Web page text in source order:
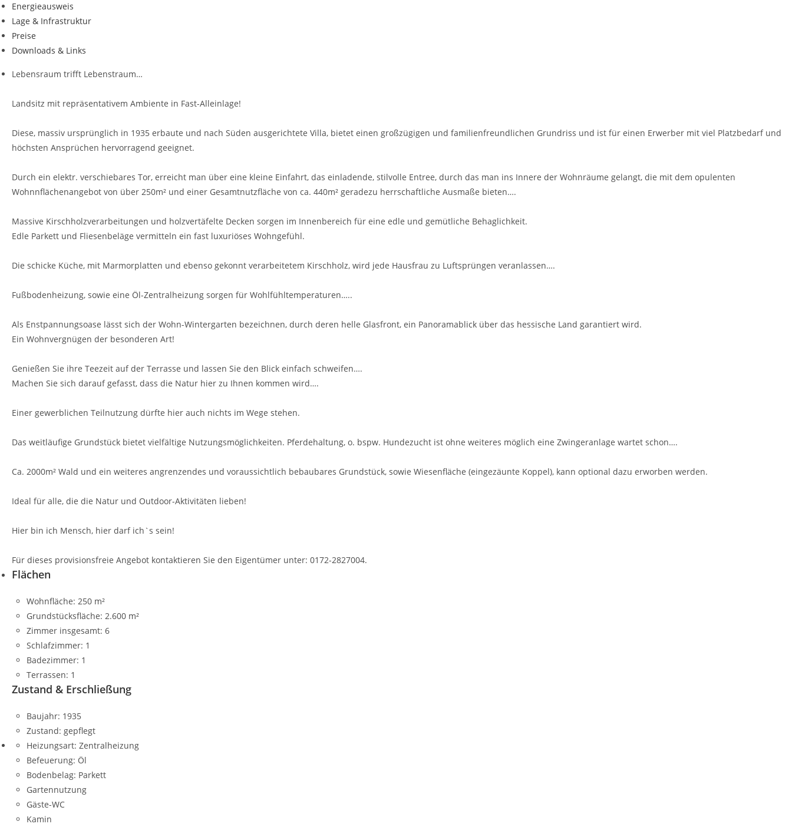
Energieausweis
Lage & Infrastruktur
Preise
Downloads & Links
Lebensraum trifft Lebenstraum…
Landsitz mit repräsentativem Ambiente in Fast-Alleinlage!
Diese, massiv ursprünglich in 1935 erbaute und nach Süden ausgerichtete Villa, bietet einen großzügigen und familienfreundlichen Grundriss und ist für einen Erwerber mit viel Platzbedarf und
höchsten Ansprüchen hervorragend geeignet.
Durch ein elektr. verschiebares Tor, erreicht man über eine kleine Einfahrt, das einladende, stilvolle Entree, durch das man ins Innere der Wohnräume gelangt, die mit dem opulenten
Wohnnflächenangebot von über 250m² und einer Gesamtnutzfläche von ca. 440m² geradezu herrschaftliche Ausmaße bieten….
Massive Kirschholzverarbeitungen und holzvertäfelte Decken sorgen im Innenbereich für eine edle und gemütliche Behaglichkeit.
Edle Parkett und Fliesenbeläge vermitteln ein fast luxuriöses Wohngefühl.
Die schicke Küche, mit Marmorplatten und ebenso gekonnt verarbeitetem Kirschholz, wird jede Hausfrau zu Luftsprüngen veranlassen….
Fußbodenheizung, sowie eine Öl-Zentralheizung sorgen für Wohlfühltemperaturen…..
Als Enstpannungsoase lässt sich der Wohn-Wintergarten bezeichnen, durch deren helle Glasfront, ein Panoramablick über das hessische Land garantiert wird.
Ein Wohnvergnügen der besonderen Art!
Genießen Sie ihre Teezeit auf der Terrasse und lassen Sie den Blick einfach schweifen….
Machen Sie sich darauf gefasst, dass die Natur hier zu Ihnen kommen wird….
Einer gewerblichen Teilnutzung dürfte hier auch nichts im Wege stehen.
Das weitläufige Grundstück bietet vielfältige Nutzungsmöglichkeiten. Pferdehaltung, o. bspw. Hundezucht ist ohne weiteres möglich eine Zwingeranlage wartet schon….
Ca. 2000m² Wald und ein weiteres angrenzendes und voraussichtlich bebaubares Grundstück, sowie Wiesenfläche (eingezäunte Koppel), kann optional dazu erworben werden.
Ideal für alle, die die Natur und Outdoor-Aktivitäten lieben!
Hier bin ich Mensch, hier darf ich`s sein!
Für dieses provisionsfreie Angebot kontaktieren Sie den Eigentümer unter: 0172-2827004.
Flächen
Wohnfläche: 250 m²
Grundstücksfläche: 2.600 m²
Zimmer insgesamt: 6
Schlafzimmer: 1
Badezimmer: 1
Terrassen: 1
Zustand & Erschließung
Baujahr: 1935
Zustand: gepflegt
Heizungsart: Zentralheizung
Befeuerung: Öl
Bodenbelag: Parkett
Gartennutzung
Gäste-WC
Kamin